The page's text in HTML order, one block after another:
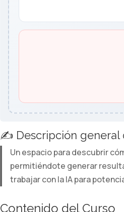
✍️ Descripción general
Un espacio para descubrir
permitiéndote generar
trabajar con la IA para
Contenido del Curso